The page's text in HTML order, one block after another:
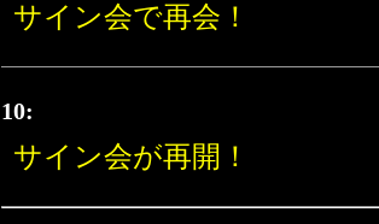
サイン会で再会！
10:
サイン会が再開！